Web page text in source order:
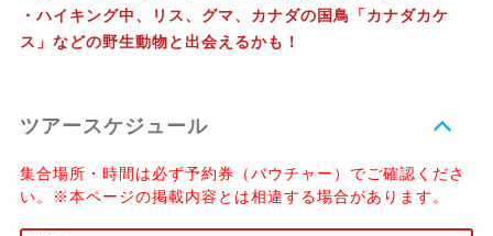
・ハイキング中、リス、グマ、カナダの国鳥「カナダカケ
ス」などの野生動物と出会えるかも！
ツアースケジュール
集合場所・時間は必ず予約券（バウチャー）でご確認くださ
い。※本ページの掲載内容とは相違する場合があります。